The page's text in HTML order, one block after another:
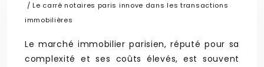
/ Le carré notaires paris innove dans les transactions
immobilières
Le marché immobilier parisien, réputé pour sa
complexité et ses coûts élevés, est souvent